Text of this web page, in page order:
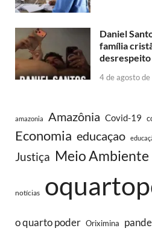
Daniel
família
desrespeito
4 de agosto
amazonia Amazônia Covid-19
Economia educaçao
Justiça Meio Ambiente
notícias
o quarto poder Oriximina